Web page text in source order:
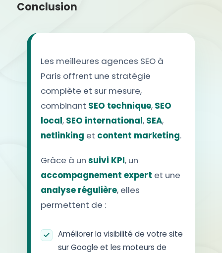
Conclusion
Les meilleures agences SEO à
Paris offrent une stratégie
complète et sur mesure,
combinant SEO technique, SEO
local, SEO international, SEA,
netlinking et content marketing.
Grâce à un suivi KPI, un
accompagnement expert et une
analyse régulière, elles
permettent de :
Améliorer la visibilité de votre site
sur Google et les moteurs de